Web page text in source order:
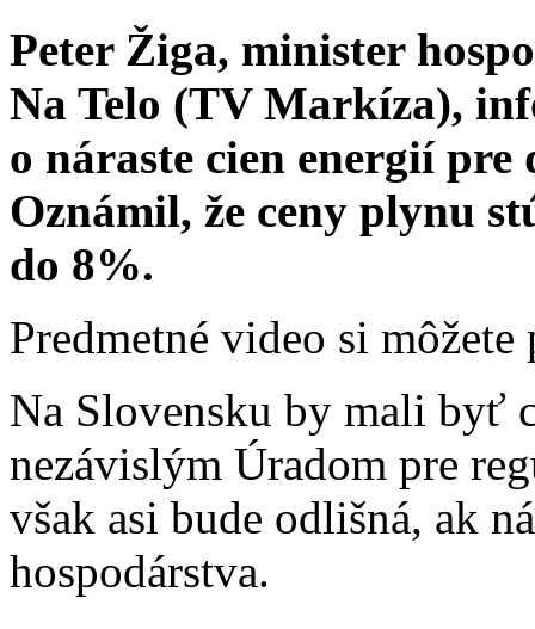
Peter Žiga, minister
Na Telo (TV Markíza),
o náraste cien energií
Oznámil, že ceny plynu
do 8%.
Predmetné video si
Na Slovensku by mali byť
nezávislým Úradom pre
však asi bude odlišná, ak
hospodárstva.